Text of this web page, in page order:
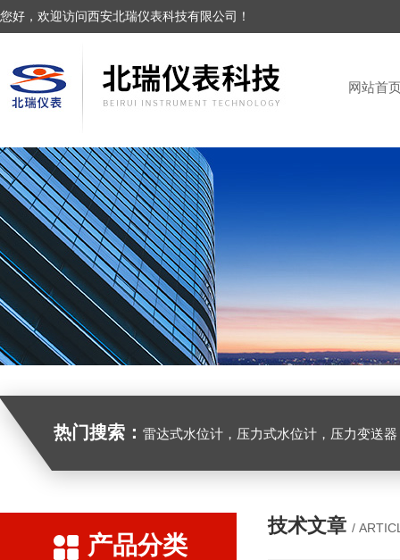
您好，欢迎访问西安北瑞仪表科技有限公司！
网站首
热门搜索： 雷达式水位计，压力式水位计，压力变送器
产品分类
技术文章 /